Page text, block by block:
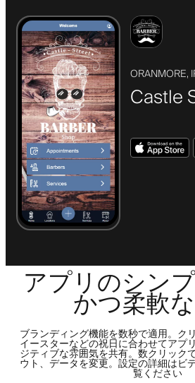
ORANMORE,
Castle
アプリのシン
かつ柔軟
ブランディング機能を数秒で適用。ク
イースターなどの祝日に合わせてアプ
ジティブな雰囲気を共有。数クリック
ウト、データを変更。設定の詳細はビ
覧ください